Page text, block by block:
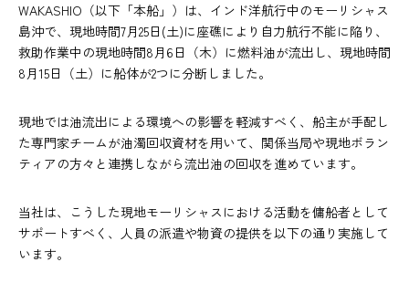
WAKASHIO（以下「本船」）は、インド洋航行中のモーリシャス
島沖で、現地時間7月25日(土)に座礁により自力航行不能に陥り、
救助作業中の現地時間8月6日（木）に燃料油が流出し、現地時間
8月15日（土）に船体が2つに分断しました。
現地では油流出による環境への影響を軽減すべく、船主が手配し
た専門家チームが油濁回収資材を用いて、関係当局や現地ボラン
ティアの方々と連携しながら流出油の回収を進めています。
当社は、こうした現地モーリシャスにおける活動を傭船者として
サポートすべく、人員の派遣や物資の提供を以下の通り実施して
います。